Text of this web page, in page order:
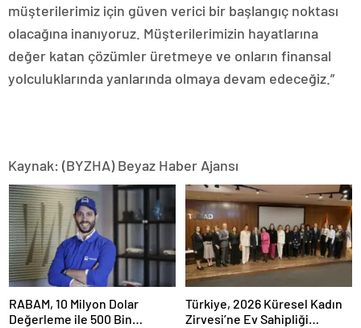
müşterilerimiz için güven verici bir başlangıç noktası
olacağına inanıyoruz. Müşterilerimizin hayatlarına
değer katan çözümler üretmeye ve onların finansal
yolculuklarında yanlarında olmaya devam edeceğiz.”
Kaynak: (BYZHA) Beyaz Haber Ajansı
RABAM, 10 Milyon Dolar
Değerleme ile 500 Bin
Türkiye, 2026 Küresel Kadın
Zirvesi’ne Ev Sahipliği